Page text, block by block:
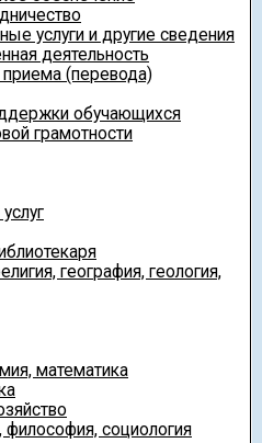
услуги и другие сведения
деятельность
(перевода)
обучающихся
грамотности
география, геология,
математика
философия, социология